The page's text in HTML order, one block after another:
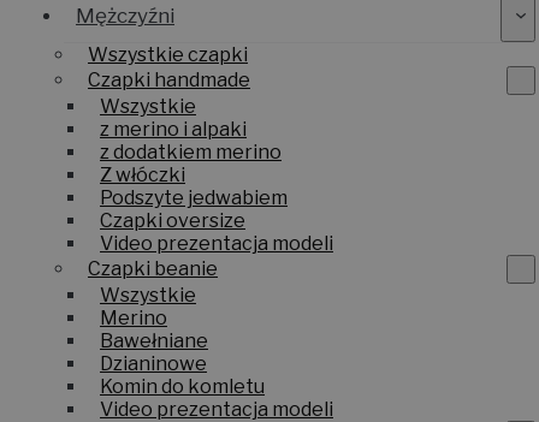
Mężczyźni
Wszystkie czapki
Czapki handmade
Wszystkie
z merino i alpaki
z dodatkiem merino
Z włóczki
Podszyte jedwabiem
Czapki oversize
Video prezentacja modeli
Czapki beanie
Wszystkie
Merino
Bawełniane
Dzianinowe
Komin do komletu
Video prezentacja modeli